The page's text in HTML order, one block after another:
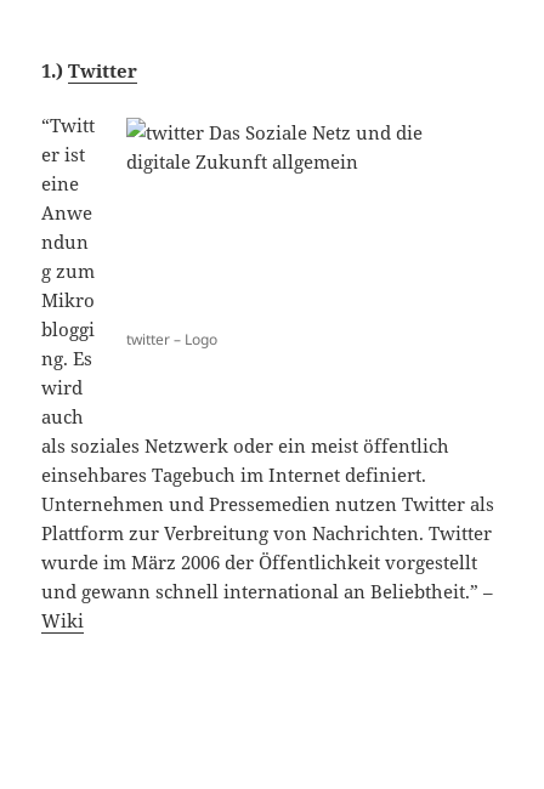
1.)Twitter
twitter – Logo
“Twitt
er ist
eine
Anwe
ndun
g zum
Mikro
bloggi
ng. Es
wird
auch
als soziales Netzwerk oder ein meist öffentlich
einsehbares Tagebuch im Internet definiert.
Unternehmen und Pressemedien nutzen Twitter als
Plattform zur Verbreitung von Nachrichten. Twitter
wurde im März 2006 der Öffentlichkeit vorgestellt
und gewann schnell international an Beliebtheit.” –
Wiki